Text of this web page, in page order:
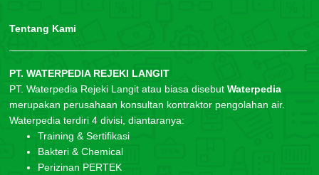
Tentang Kami
PT. WATERPEDIA REJEKI LANGIT
PT. Waterpedia Rejeki Langit atau biasa disebut Waterpedia
merupakan perusahaan konsultan kontraktor pengolahan air.
Waterpedia terdiri 4 divisi, diantaranya:
Training & Sertifikasi
Bakteri & Chemical
Perizinan PERTEK